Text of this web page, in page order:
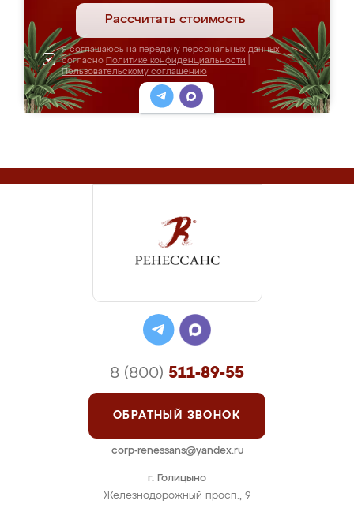
Рассчитать стоимость
Я соглашаюсь на передачу персональных данных
согласно Политике конфиденциальности
Пользовательскому соглашению
г. Голицыно
Железнодорожный просп., 9
8 (800) 511-89-55
ОБРАТНЫЙ ЗВОНОК
corp-renessans@yandex.ru